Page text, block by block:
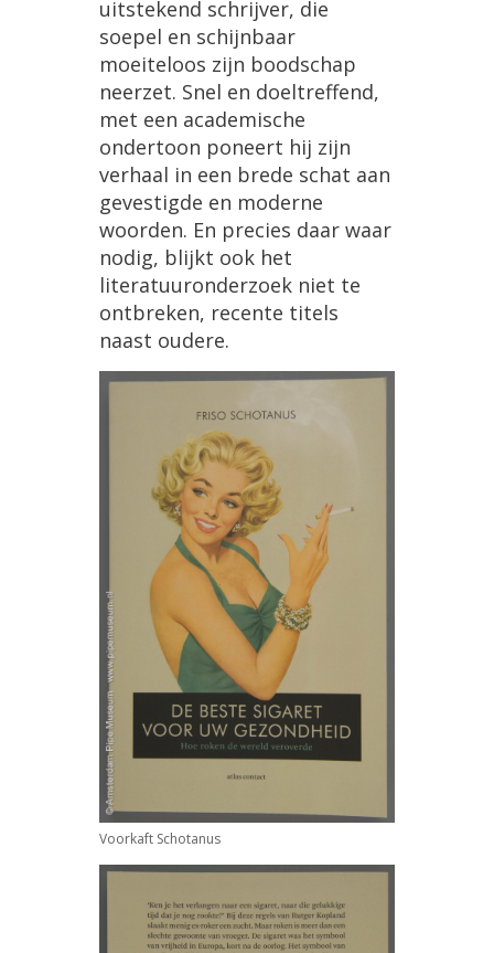
uitstekend schrijver, die
soepel en schijnbaar
moeiteloos zijn boodschap
neerzet. Snel en doeltreffend,
met een academische
ondertoon poneert hij zijn
verhaal in een brede schat aan
gevestigde en moderne
woorden. En precies daar waar
nodig, blijkt ook het
literatuuronderzoek niet te
ontbreken, recente titels
naast oudere.
Voorkaft Schotanus